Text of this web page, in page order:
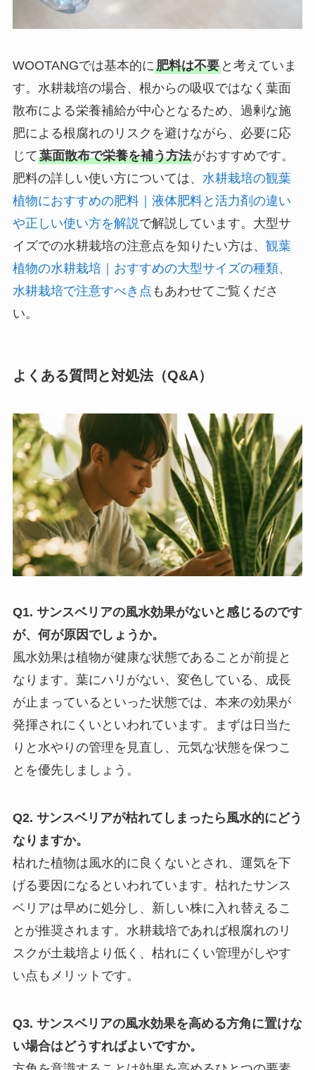
WOOTANGでは基本的に肥料は不要と考えていま
す。水耕栽培の場合、根からの吸収ではなく葉面
散布による栄養補給が中心となるため、過剰な施
肥による根腐れのリスクを避けながら、必要に応
じて葉面散布で栄養を補う方法がおすすめです。
肥料の詳しい使い方については、 水耕栽培の観葉
植物におすすめの肥料｜液体肥料と活力剤の違い
や正しい使い方を解説で解説しています。大型サ
イズでの水耕栽培の注意点を知りたい方は、 観葉
植物の水耕栽培｜おすすめの大型サイズの種類、
水耕栽培で注意すべき点 もあわせてご覧くださ
い。
よくある質問と対処法（Q&A）
Q1. サンスベリアの風水効果がないと感じるのです
が、何が原因でしょうか。
風水効果は植物が健康な状態であることが前提と
なります。葉にハリがない、変色している、成長
が止まっているといった状態では、本来の効果が
発揮されにくいといわれています。まずは日当た
りと水やりの管理を見直し、元気な状態を保つこ
とを優先しましょう。
Q2. サンスベリアが枯れてしまったら風水的にどう
なりますか。
枯れた植物は風水的に良くないとされ、運気を下
げる要因になるといわれています。枯れたサンス
ベリアは早めに処分し、新しい株に入れ替えるこ
とが推奨されます。水耕栽培であれば根腐れのリ
スクが土栽培より低く、枯れにくい管理がしやす
い点もメリットです。
Q3. サンスベリアの風水効果を高める方角に置けな
い場合はどうすればよいですか。